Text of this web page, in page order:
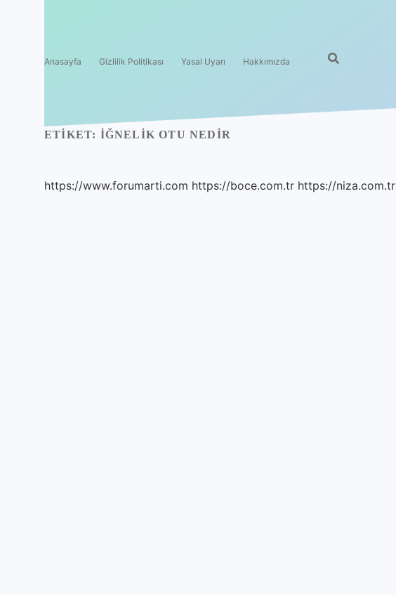
Anasayfa Gizlilik Politikası Yasal Uyarı Hakkımızda
ETIKET: İĞNELIK OTU NEDIR
https://www.forumarti.com https://boce.com.tr https://niza.com.tr